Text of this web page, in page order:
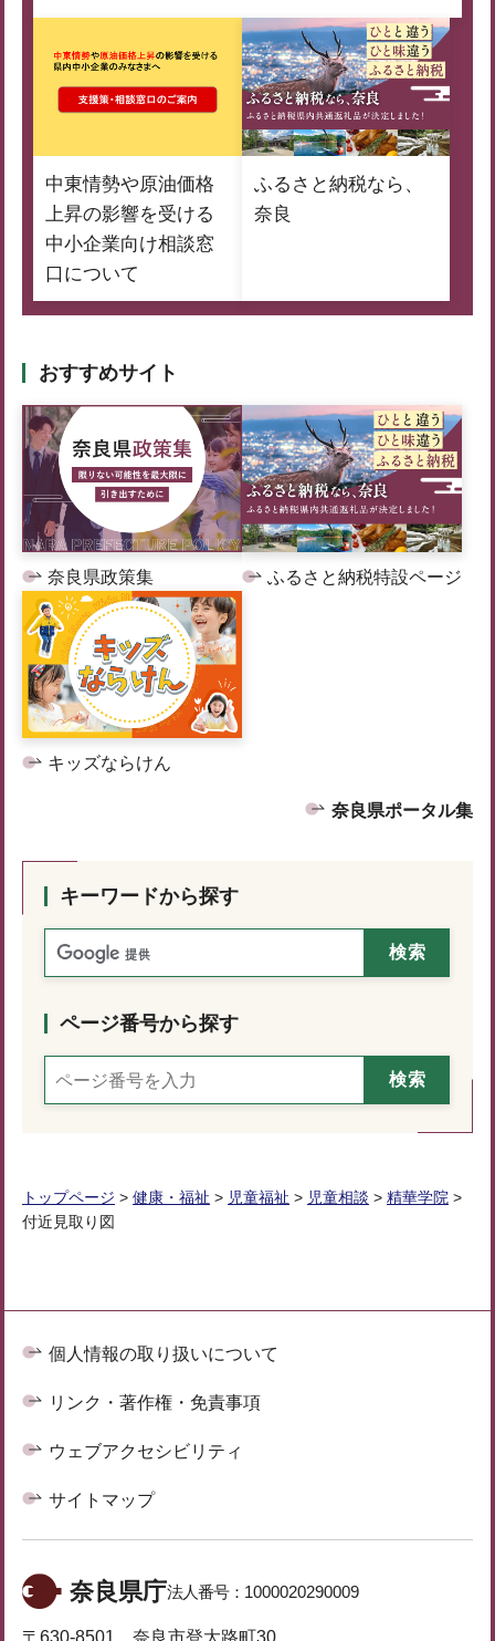
中東情勢や原油価格
上昇の影響を受ける
中小企業向け相談窓
口について
ふるさと納税なら、
奈良
おすすめサイト
奈良県政策集 ふるさと納税特設ページ
キッズならけん
奈良県ポータル集
キーワードから探す
ページ番号から探す
トップページ > 健康・福祉 > 児童福祉 > 児童相談 > 精華学院 >
付近見取り図
個人情報の取り扱いについて
リンク・著作権・免責事項
ウェブアクセシビリティ
サイトマップ
奈良県庁法人番号： 1000020290009
〒630-8501 奈良市登大路町30